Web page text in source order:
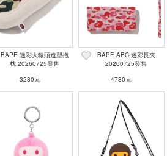
BAPE 迷彩大猿頭造型抱
枕 20260725發售
3280元
BAPE ABC 迷彩長夾
20260725發售
4780元